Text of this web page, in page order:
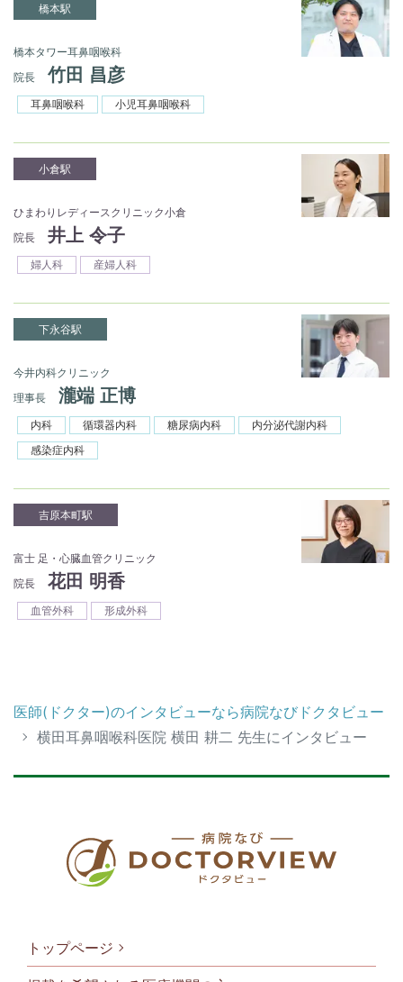
橋本駅
橋本タワー耳鼻咽喉科
院長
竹田 昌彦
耳鼻咽喉科 小児耳鼻咽喉科
小倉駅
ひまわりレディースクリニック小倉
院長
井上 令子
婦人科 産婦人科
下永谷駅
今井内科クリニック
理事長
瀧端 正博
内科 循環器内科 糖尿病内科
内分泌代謝内科
感染症内科
吉原本町駅
富士 足・心臓血管クリニック
院長
花田 明香
血管外科 形成外科
医師(ドクター)のインタビューなら病院なびドクタビュー
横田耳鼻咽喉科医院 横田 耕二 先生にインタビュー
トップページ